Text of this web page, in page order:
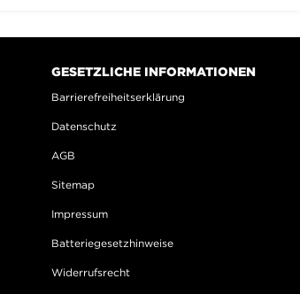
GESETZLICHE INFORMATIONEN
Barrierefreiheitserklärung
Datenschutz
AGB
Sitemap
Impressum
Batteriegesetzhinweise
Widerrufsrecht